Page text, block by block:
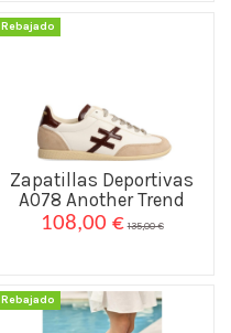
Rebajado
Zapatillas Deportivas
A078 Another Trend
108,00 € 135,00 €
Rebajado